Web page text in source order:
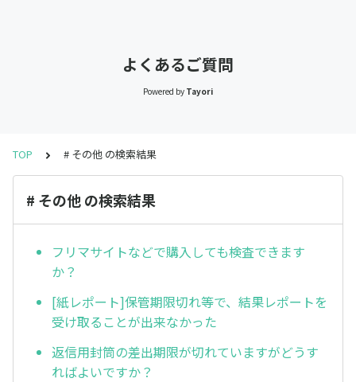
よくあるご質問
Powered by Tayori
TOP # その他 の検索結果
# その他 の検索結果
フリマサイトなどで購入しても検査できます
か？
[紙レポート]保管期限切れ等で、結果レポートを
受け取ることが出来なかった
返信用封筒の差出期限が切れていますがどうす
ればよいですか？